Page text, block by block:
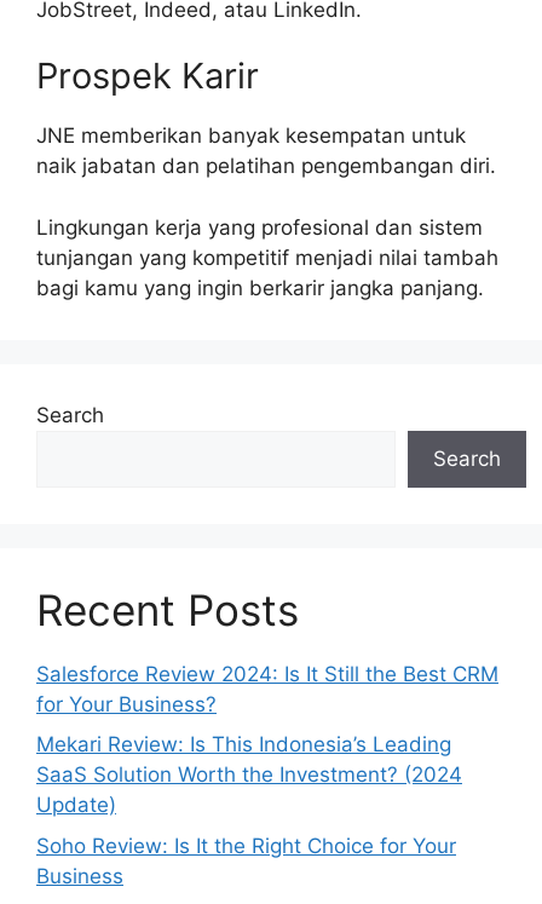
JobStreet, Indeed, atau LinkedIn.
Prospek Karir
JNE memberikan banyak kesempatan untuk
naik jabatan dan pelatihan pengembangan diri.
Lingkungan kerja yang profesional dan sistem
tunjangan yang kompetitif menjadi nilai tambah
bagi kamu yang ingin berkarir jangka panjang.
Search
Search
Recent Posts
Salesforce Review 2024: Is It Still the Best CRM
for Your Business?
Mekari Review: Is This Indonesia’s Leading
SaaS Solution Worth the Investment? (2024
Update)
Soho Review: Is It the Right Choice for Your
Business